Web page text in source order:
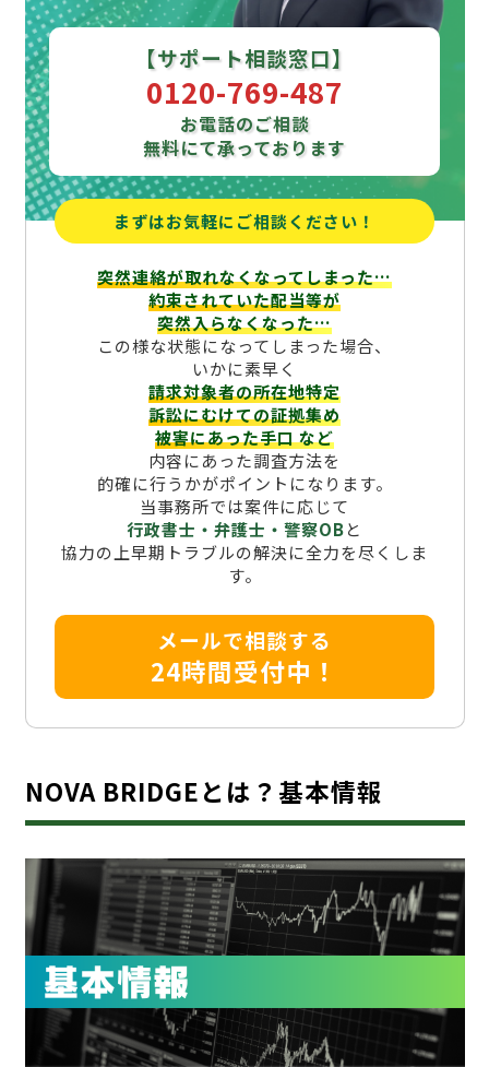
【サポート相談窓口】
0120-769-487
お電話のご相談
無料にて承っております
まずはお気軽にご相談ください！
突然連絡が取れなくなってしまった…
約束されていた配当等が
突然入らなくなった…
この様な状態になってしまった場合、
いかに素早く
請求対象者の所在地特定
訴訟にむけての証拠集め
被害にあった手口など
内容にあった調査方法を
的確に行うかがポイントになります。
当事務所では案件に応じて
行政書士・弁護士・警察OBと
協力の上早期トラブルの解決に全力を尽くしま
す。
メールで相談する
24時間受付中！
NOVA BRIDGEとは？基本情報